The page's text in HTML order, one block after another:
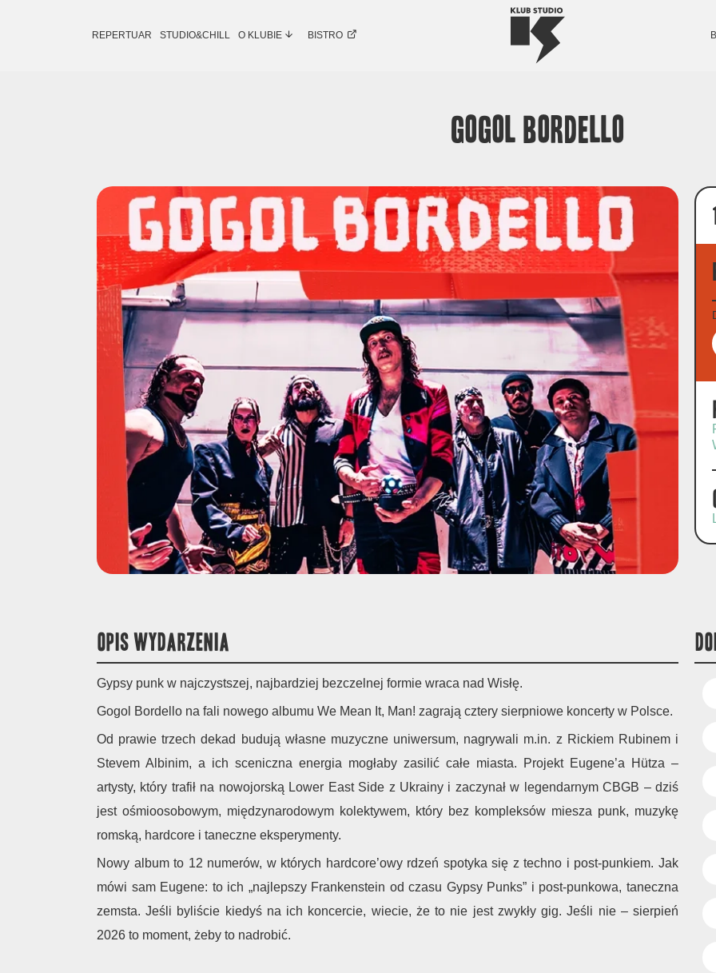
REPERTUAR STUDIO&CHILL O KLUBIE BISTRO
Gogol Bordello
OPIS WYDARZENIA
Gypsy punk w najczystszej, najbardziej bezczelnej formie wraca nad Wisłę.
Gogol Bordello na fali nowego albumu We Mean It, Man! zagrają cztery sierpniowe koncerty w Polsce.
Od prawie trzech dekad budują własne muzyczne uniwersum, nagrywali m.in. z Rickiem Rubinem i
Stevem Albinim, a ich sceniczna energia mogłaby zasilić całe miasta. Projekt Eugene’a Hütza –
artysty, który trafił na nowojorską Lower East Side z Ukrainy i zaczynał w legendarnym CBGB – dziś
jest ośmioosobowym, międzynarodowym kolektywem, który bez kompleksów miesza punk, muzykę
romską, hardcore i taneczne eksperymenty.
Nowy album to 12 numerów, w których hardcore’owy rdzeń spotyka się z techno i post-punkiem. Jak
mówi sam Eugene: to ich „najlepszy Frankenstein od czasu Gypsy Punks” i post-punkowa, taneczna
zemsta. Jeśli byliście kiedyś na ich koncercie, wiecie, że to nie jest zwykły gig. Jeśli nie – sierpień
2026 to moment, żeby to nadrobić.